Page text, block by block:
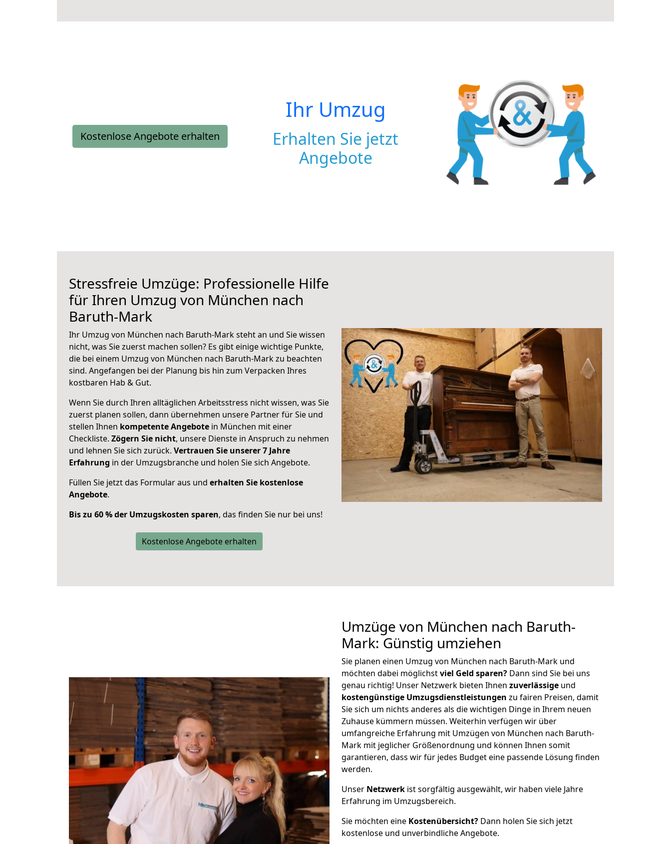
Kostenlose Angebote erhalten
Ihr Umzug
Erhalten Sie jetzt
Angebote
Stressfreie Umzüge: Professionelle Hilfe
für Ihren Umzug von München nach
Baruth-Mark
Ihr Umzug von München nach Baruth-Mark steht an und Sie wissen
nicht, was Sie zuerst machen sollen? Es gibt einige wichtige Punkte,
die bei einem Umzug von München nach Baruth-Mark zu beachten
sind. Angefangen bei der Planung bis hin zum Verpacken Ihres
kostbaren Hab & Gut.
Wenn Sie durch Ihren alltäglichen Arbeitsstress nicht wissen, was Sie
zuerst planen sollen, dann übernehmen unsere Partner für Sie und
stellen Ihnen kompetente Angebote in München mit einer
Checkliste. Zögern Sie nicht, unsere Dienste in Anspruch zu nehmen
und lehnen Sie sich zurück. Vertrauen Sie unserer 7 Jahre
Erfahrung in der Umzugsbranche und holen Sie sich Angebote.
Füllen Sie jetzt das Formular aus und erhalten Sie kostenlose
Angebote.
Bis zu 60 % der Umzugskosten sparen, das finden Sie nur bei uns!
Kostenlose Angebote erhalten
Umzüge von München nach Baruth-
Mark: Günstig umziehen
Sie planen einen Umzug von München nach Baruth-Mark und
möchten dabei möglichstviel Geld sparen? Dann sind Sie bei uns
genau richtig! Unser Netzwerk bieten Ihnen zuverlässige und
kostengünstige Umzugsdienstleistungen zu fairen Preisen, damit
Sie sich um nichts anderes als die wichtigen Dinge in Ihrem neuen
Zuhause kümmern müssen. Weiterhin verfügen wir über
umfangreiche Erfahrung mit Umzügen von München nach Baruth-
Mark mit jeglicher Größenordnung und können Ihnen somit
garantieren, dass wir für jedes Budget eine passende Lösung finden
werden.
Unser Netzwerk ist sorgfältig ausgewählt, wir haben viele Jahre
Erfahrung im Umzugsbereich.
Sie möchten eine Kostenübersicht? Dann holen Sie sich jetzt
kostenlose und unverbindliche Angebote.